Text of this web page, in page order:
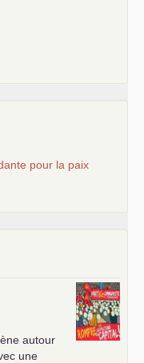
pour la paix
autour
une